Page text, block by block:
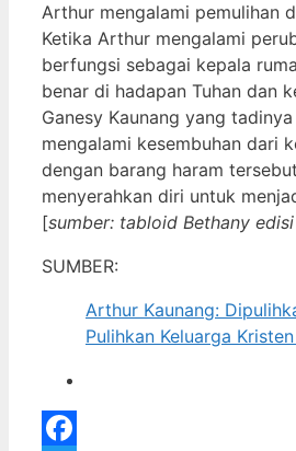
Arthur mengalami pemulihan
Ketika Arthur mengalami
berfungsi sebagai kepala
benar di hadapan Tuhan dan
Ganesy Kaunang yang
mengalami kesembuhan dari
dengan barang haram
menyerahkan diri untuk
[sumber: tabloid Bethany
SUMBER:
Arthur Kaunang:
Pulihkan Keluarga